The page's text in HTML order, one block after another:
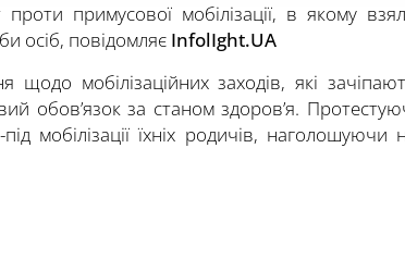
примусової мобілізації, в якому
осіб, повідомляє InfolIght.UA
мобілізаційних заходів, які
обов’язок за станом здоров’я.
мобілізації їхніх родичів, наголошуючи